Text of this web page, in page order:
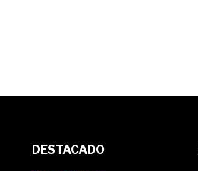
DESTACADO